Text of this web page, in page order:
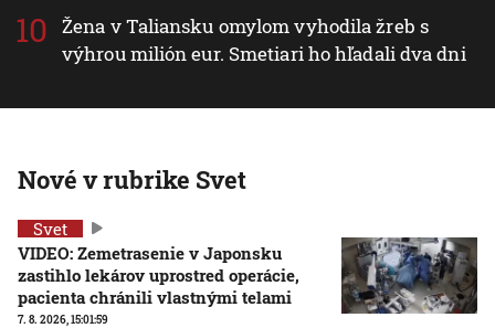
Žena v Taliansku omylom vyhodila žreb s
výhrou milión eur. Smetiari ho hľadali dva dni
Nové v rubrike Svet
Svet
VIDEO: Zemetrasenie v Japonsku
zastihlo lekárov uprostred operácie,
pacienta chránili vlastnými telami
7. 8. 2026, 15:01:59